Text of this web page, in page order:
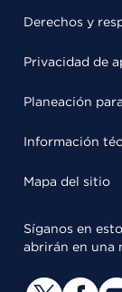
Derechos y
Privacidad de
Planeación
Información
Mapa del sitio
Síganos en
abrirán en una